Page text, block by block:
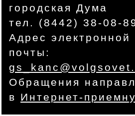
городская Дума
тел. (8442) 38-08-
Адрес электронной
почты:
Обращения
в Интернет-